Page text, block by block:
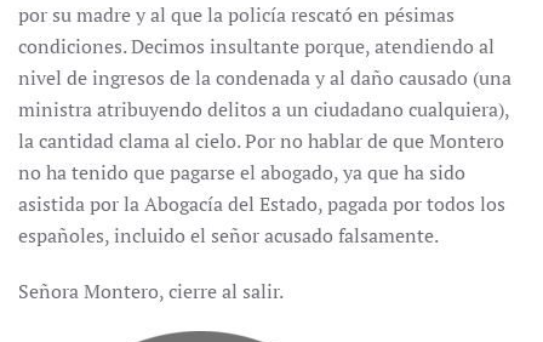
por su madre y al que la policía rescató en pésimas
condiciones. Decimos insultante porque, atendiendo al
nivel de ingresos de la condenada y al daño causado (una
ministra atribuyendo delitos a un ciudadano cualquiera),
la cantidad clama al cielo. Por no hablar de que Montero
no ha tenido que pagarse el abogado, ya que ha sido
asistida por la Abogacía del Estado, pagada por todos los
españoles, incluido el señor acusado falsamente.
Señora Montero, cierre al salir.